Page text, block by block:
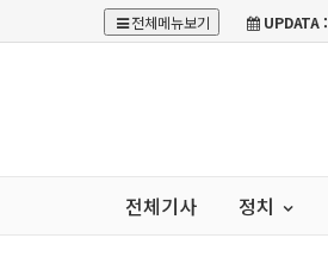
전체메뉴보기 UPDATA :
전체기사 정치